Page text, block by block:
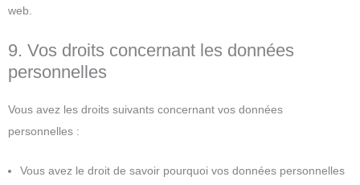
web.
9. Vos droits concernant les données
personnelles
Vous avez les droits suivants concernant vos données
personnelles :
Vous avez le droit de savoir pourquoi vos données personnelles